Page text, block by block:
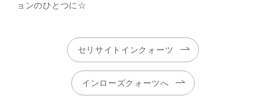
ョンのひとつに☆
セリサイトインクォーツ
インローズクォーツへ